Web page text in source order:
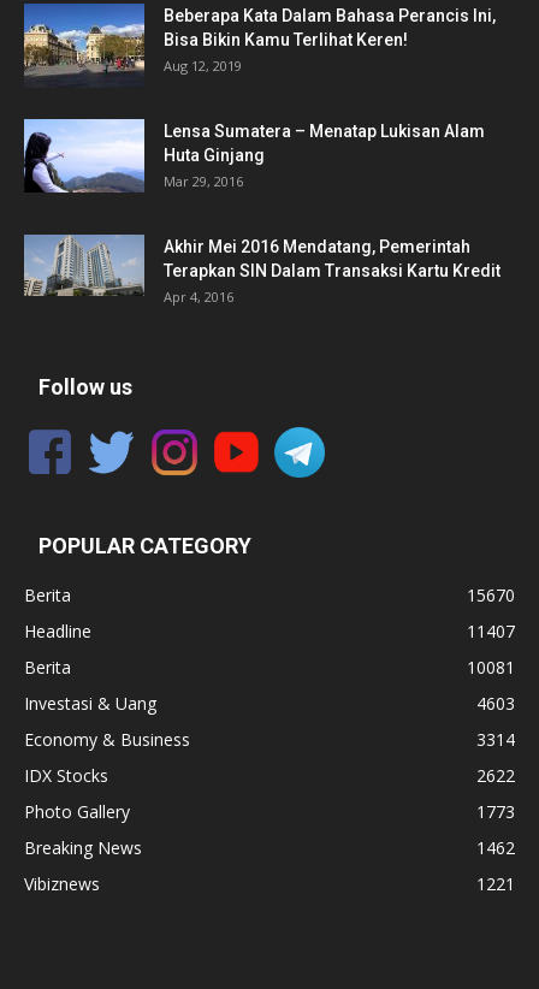
Beberapa Kata Dalam Bahasa Perancis Ini,
Bisa Bikin Kamu Terlihat Keren!
Aug 12, 2019
Lensa Sumatera – Menatap Lukisan Alam
Huta Ginjang
Mar 29, 2016
Akhir Mei 2016 Mendatang, Pemerintah
Terapkan SIN Dalam Transaksi Kartu Kredit
Apr 4, 2016
Follow us
POPULAR CATEGORY
Berita
15670
Headline
11407
Berita
10081
Investasi & Uang
4603
Economy & Business
3314
IDX Stocks
2622
Photo Gallery
1773
Breaking News
1462
Vibiznews
1221